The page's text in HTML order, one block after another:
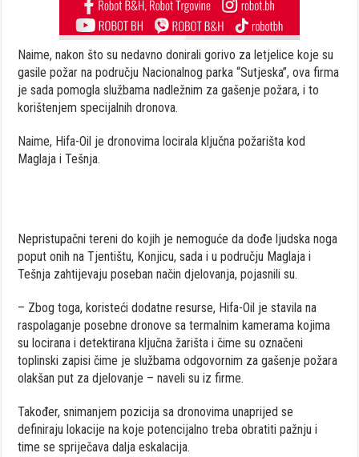
Naime, nakon što su nedavno donirali gorivo za letjelice koje su
gasile požar na području Nacionalnog parka “Sutjeska”, ova firma
je sada pomogla službama nadležnim za gašenje požara, i to
korištenjem specijalnih dronova.
Naime, Hifa-Oil je dronovima locirala ključna požarišta kod
Maglaja i Tešnja.
Nepristupačni tereni do kojih je nemoguće da dođe ljudska noga
poput onih na Tjentištu, Konjicu, sada i u području Maglaja i
Tešnja zahtijevaju poseban način djelovanja, pojasnili su.
– Zbog toga, koristeći dodatne resurse, Hifa-Oil je stavila na
raspolaganje posebne dronove sa termalnim kamerama kojima
su locirana i detektirana ključna žarišta i čime su označeni
toplinski zapisi čime je službama odgovornim za gašenje požara
olakšan put za djelovanje – naveli su iz firme.
Također, snimanjem pozicija sa dronovima unaprijed se
definiraju lokacije na koje potencijalno treba obratiti pažnju i
time se spriječava dalja eskalacija.